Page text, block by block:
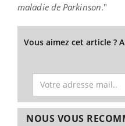
maladie de Parkinson."
Vous aimez cet article ?
NOUS VOUS